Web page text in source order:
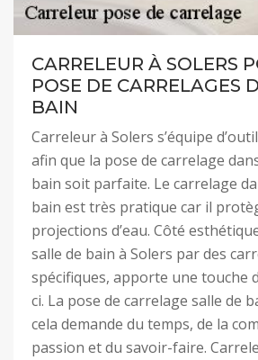
CARRELEUR À SOLERS
POSE DE CARRELAGES
BAIN
Carreleur à Solers s’équipe
afin que la pose de carrelage
bain soit parfaite. Le carrelage
bain est très pratique car il
projections d’eau. Côté
salle de bain à Solers par des
spécifiques, apporte une touche
ci. La pose de carrelage salle de
cela demande du temps, de la
passion et du savoir-faire.